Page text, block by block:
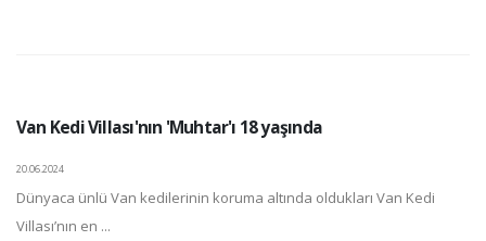
Van Kedi Villası'nın 'Muhtar'ı 18 yaşında
20.06.2024
Dünyaca ünlü Van kedilerinin koruma altında oldukları Van Kedi
Villası’nın en ...